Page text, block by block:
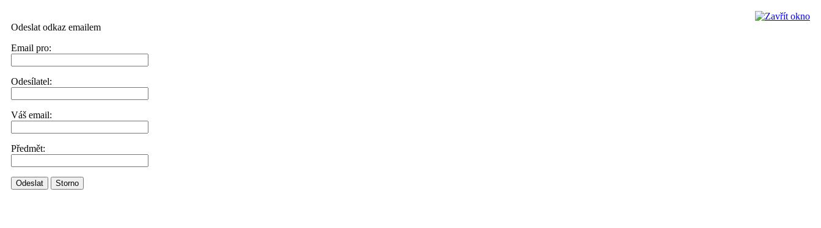
Odeslat odkaz emailem
Email pro:
Odesílatel:
Váš email:
Předmět:
Odeslat Storno